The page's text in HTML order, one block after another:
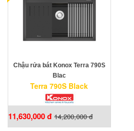
Chậu rửa bát Konox Terra 790S
Blac
Terra 790S Black
11,630,000 đ 14,200,000 đ